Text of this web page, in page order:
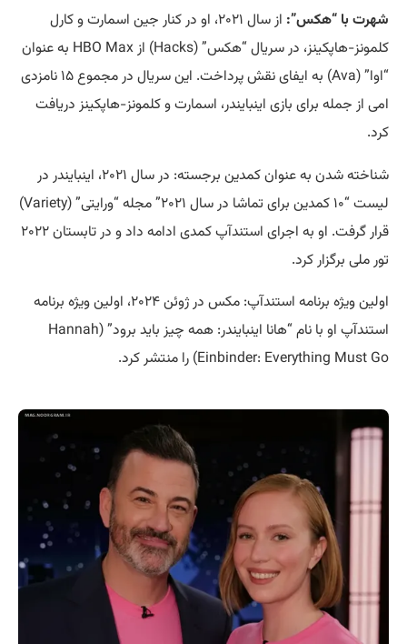
شهرت با “هکس”:
از سال ۲۰۲۱، او در کنار جین اسمارت و کارل
کلمونز-هاپکینز، در سریال “هکس” (Hacks) از HBO Max به عنوان
“اوا” (Ava) به ایفای نقش پرداخت. این سریال در مجموع ۱۵ نامزدی
امی از جمله برای بازی اینبایندر، اسمارت و کلمونز-هاپکینز دریافت
کرد.
شناخته شدن به عنوان کمدین برجسته: در سال ۲۰۲۱، اینبایندر در
لیست “۱۰ کمدین برای تماشا در سال ۲۰۲۱” مجله “ورایتی” (Variety)
قرار گرفت. او به اجرای استندآپ کمدی ادامه داد و در تابستان ۲۰۲۲
تور ملی برگزار کرد.
اولین ویژه برنامه استندآپ: مکس در ژوئن ۲۰۲۴، اولین ویژه برنامه
استندآپ او با نام “هانا اینبایندر: همه چیز باید برود” (Hannah
Einbinder: Everything Must Go) را منتشر کرد.